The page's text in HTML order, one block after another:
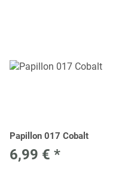
Papillon 017 Cobalt
6,99 € *